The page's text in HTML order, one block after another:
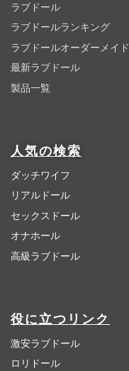
ラブドール
ラブドールランキング
ラブドールオーダーメイド
最新ラブドール
製品一覧
人気の検索
ダッチワイフ
リアルドール
セックスドール
オナホール
高級ラブドール
役に立つリンク
激安ラブドール
ロリドール